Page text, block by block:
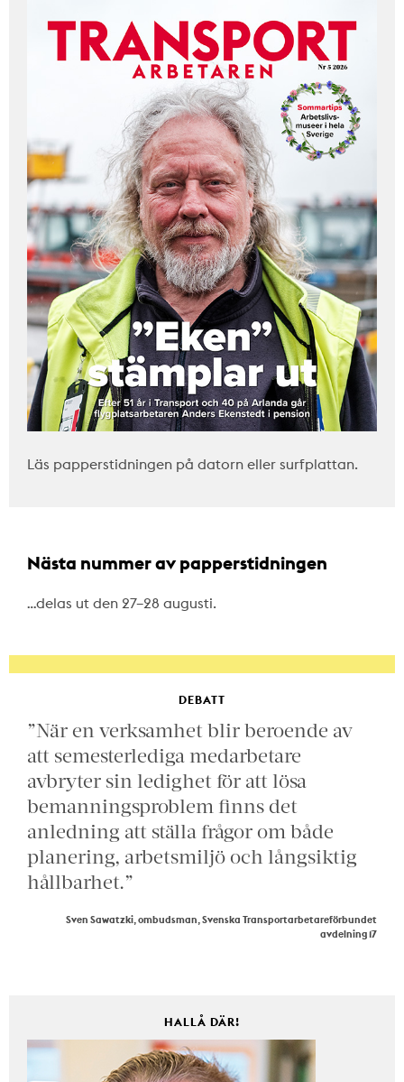
Läs papperstidningen på datorn eller surfplattan.
Nästa nummer av papperstidningen
…delas ut den 27–28 augusti.
DEBATT
”När en verksamhet blir beroende av
att semesterlediga medarbetare
avbryter sin ledighet för att lösa
bemanningsproblem finns det
anledning att ställa frågor om både
planering, arbetsmiljö och långsiktig
hållbarhet.”
Sven Sawatzki, ombudsman, Svenska Transportarbetareförbundet
avdelning 17
HALLÅ DÄR!